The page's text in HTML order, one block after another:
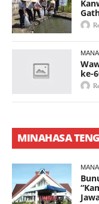
ke-
MINAHASA